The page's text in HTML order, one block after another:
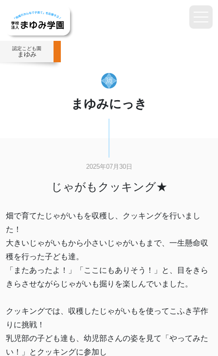
認定こども園
まゆみ
まゆみにっき
2025年07月30日
じゃがもクッキング★
畑で育てたじゃがいもを収穫し、クッキングを行いまし
た！
大きいじゃがいもから小さいじゃがいもまで、一生懸命収
穫を行った子ども達。
「またあったよ！」「ここにもありそう！」と、目をきら
きらさせながらじゃがいも掘りを楽しんでいました。
クッキングでは、収穫したじゃがいもを使ってこふき芋作
りに挑戦！
乳児部の子ども達も、幼児部さんの姿を見て「やってみた
い！」とクッキングに参加し